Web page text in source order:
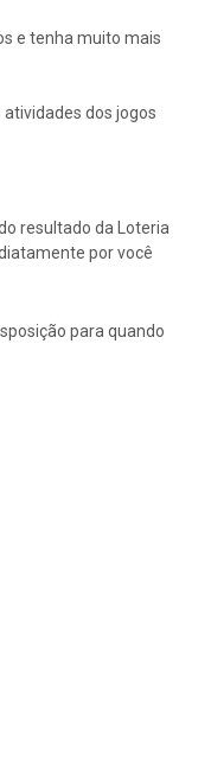
e tenha muito mais
dos jogos
resultado da Loteria
por você
para quando